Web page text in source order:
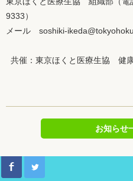
9333）
メール soshiki-
共催：東京ほくと医療生協 健
お知らせ